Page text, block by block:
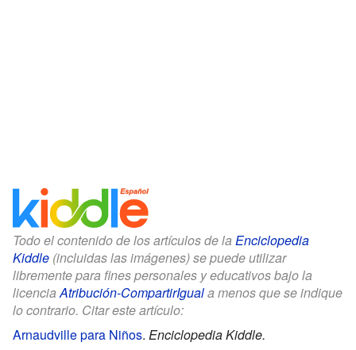
Todo el contenido de los artículos de la Enciclopedia
Kiddle (incluidas las imágenes) se puede utilizar
libremente para fines personales y educativos bajo la
licenciaAtribución-CompartirIguala menos que se indique
lo contrario. Citar este artículo:
Arnaudville para Niños. Enciclopedia Kiddle.